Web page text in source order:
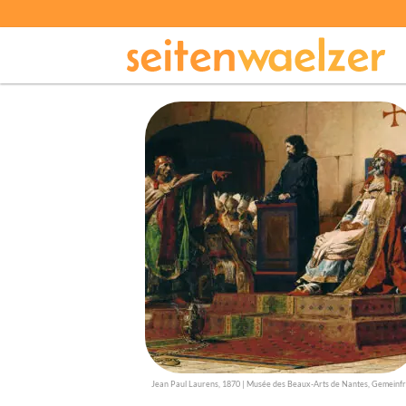
Jean Paul Laurens, 1870 | Musée des Beaux-Arts de Nantes,